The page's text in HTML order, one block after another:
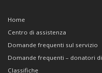
Home
Centro di assistenza
Domande frequenti sul servizio
Domande frequenti – donatori
Classifiche